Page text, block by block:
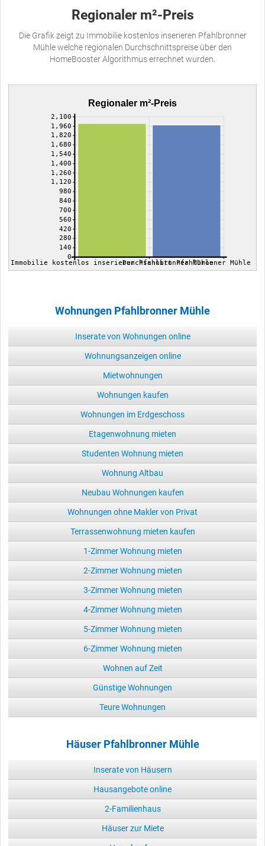
Regionaler m²-Preis
Die Grafik zeigt zu Immobilie kostenlos inserieren Pfahlbronner
Mühle welche regionalen Durchschnittspreise über den
HomeBooster Algorithmus errechnet wurden.
Regionaler m²-Preis
0
140
280
420
560
700
840
980
1,120
1,260
1,400
1,540
1,680
1,820
1,960
2,100
Immobilie kostenlos inserieren Pfahlbronner Mühle
Durchschnitt Pfahlbronner Mühle
Wohnungen Pfahlbronner Mühle
Inserate von Wohnungen online
Wohnungsanzeigen online
Mietwohnungen
Wohnungen kaufen
Wohnungen im Erdgeschoss
Etagenwohnung mieten
Studenten Wohnung mieten
Wohnung Altbau
Neubau Wohnungen kaufen
Wohnungen ohne Makler von Privat
Terrassenwohnung mieten kaufen
1-Zimmer Wohnung mieten
2-Zimmer Wohnung mieten
3-Zimmer Wohnung mieten
4-Zimmer Wohnung mieten
5-Zimmer Wohnung mieten
6-Zimmer Wohnung mieten
Wohnen auf Zeit
Günstige Wohnungen
Teure Wohnungen
Häuser Pfahlbronner Mühle
Inserate von Häusern
Hausangebote online
2-Familienhaus
Häuser zur Miete